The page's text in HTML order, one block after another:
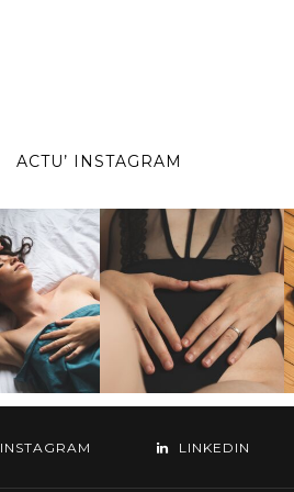
ACTU’ INSTAGRAM
INSTAGRAM LINKEDIN